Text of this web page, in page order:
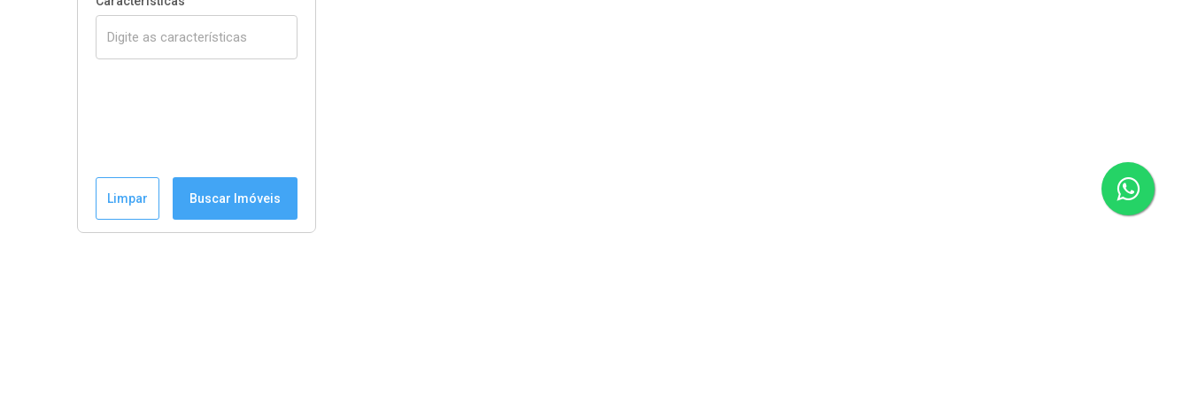
Limpar Buscar Imóveis